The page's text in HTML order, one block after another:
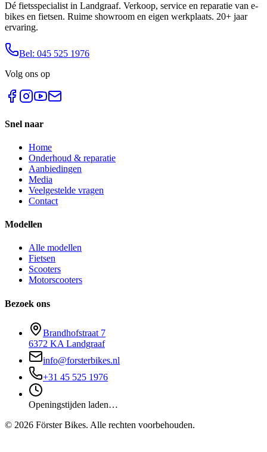
Dé fietsspecialist in Landgraaf. Verkoop, service en reparatie van e-
bikes en fietsen. Ruime showroom en eigen werkplaats. 20+ jaar
ervaring.
Bel: 045 525 1976
Volg ons op
Snel naar
Home
Onderhoud & reparatie
Aanbiedingen
Media
Veelgestelde vragen
Contact
Modellen
Alle modellen
Fietsen
Scooters
Motorscooters
Bezoek ons
Brandhofstraat 7
6372 KA Landgraaf
info@forsterbikes.nl
+31 45 525 1976
Openingstijden laden…
© 2026 Förster Bikes. Alle rechten voorbehouden.